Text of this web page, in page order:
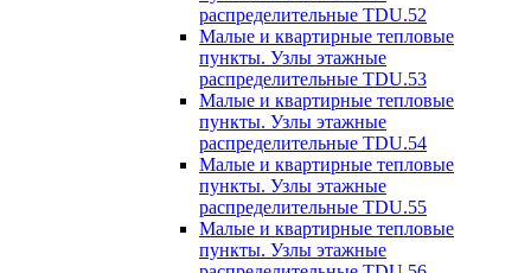
распределительные TDU.52
Малые и квартирные тепловые
пункты. Узлы этажные
распределительные TDU.53
Малые и квартирные тепловые
пункты. Узлы этажные
распределительные TDU.54
Малые и квартирные тепловые
пункты. Узлы этажные
распределительные TDU.55
Малые и квартирные тепловые
пункты. Узлы этажные